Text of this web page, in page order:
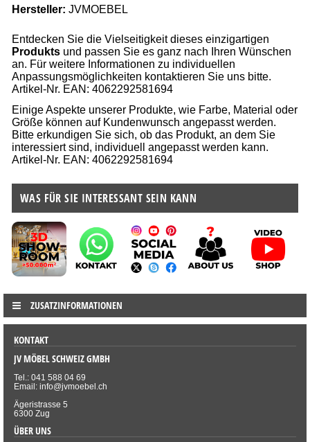
Hersteller: JVMOEBEL
Entdecken Sie die Vielseitigkeit dieses einzigartigen
Produkts und passen Sie es ganz nach Ihren Wünschen
an. Für weitere Informationen zu individuellen
Anpassungsmöglichkeiten kontaktieren Sie uns bitte.
Artikel-Nr. EAN: 4062292581694
Einige Aspekte unserer Produkte, wie Farbe, Material oder
Größe können auf Kundenwunsch angepasst werden.
Bitte erkundigen Sie sich, ob das Produkt, an dem Sie
interessiert sind, individuell angepasst werden kann.
Artikel-Nr. EAN: 4062292581694
WAS FÜR SIE INTERESSANT SEIN KANN
ZUSATZINFORMATIONEN
KONTAKT
JV MÖBEL SCHWEIZ GMBH
Tel.: 041 588 04 69
Email: info@jvmoebel.ch
Ägeristrasse 5
6300 Zug
ÜBER UNS